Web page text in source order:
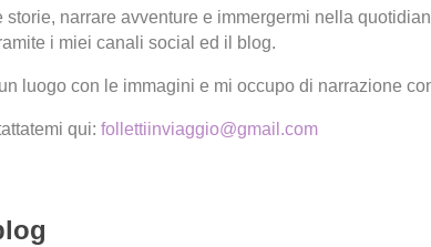
storie, narrare avventure e immergermi nella
i miei canali social ed il blog.
luogo con le immagini e mi occupo di narrazione
qui: follettiinviaggio@gmail.com